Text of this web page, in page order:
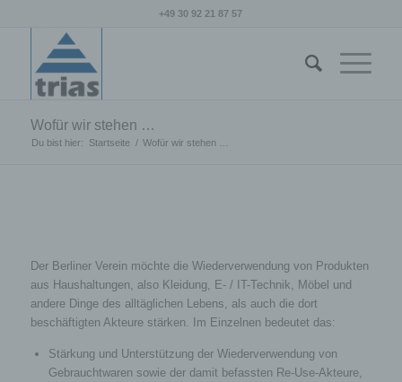
+49 30 92 21 87 57
Wofür wir stehen …
Du bist hier: Startseite / Wofür wir stehen …
Der Berliner Verein möchte die Wiederverwendung von Produkten
aus Haushaltungen, also Kleidung, E- / IT-Technik, Möbel und
andere Dinge des alltäglichen Lebens, als auch die dort
beschäftigten Akteure stärken. Im Einzelnen bedeutet das:
Stärkung und Unterstützung der Wiederverwendung von
Gebrauchtwaren sowie der damit befassten Re-Use-Akteure,